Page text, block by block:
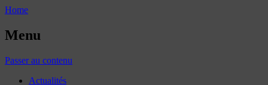
Home
Menu
Passer au contenu
Actualités